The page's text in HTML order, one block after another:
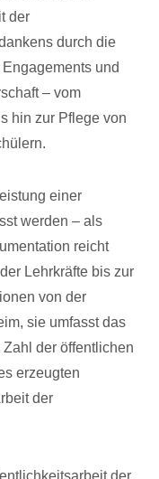
der
durch die
und
– vom
hin zur Pflege von
einer
werden – als
reicht
Lehrkräfte bis zur
von der
sie umfasst das
der öffentlichen
erzeugten
der
der